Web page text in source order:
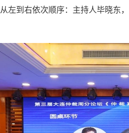
从左到右依次顺序：主持人毕晓东